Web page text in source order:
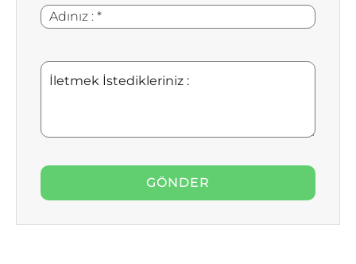
Adınız
:
*
İletmek
İstedikleriniz